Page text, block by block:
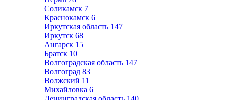
Соликамск 7
Краснокамск 6
Иркутская область 147
Иркутск 68
Ангарск 15
Братск 10
Волгоградская область 147
Волгоград 83
Волжский 11
Михайловка 6